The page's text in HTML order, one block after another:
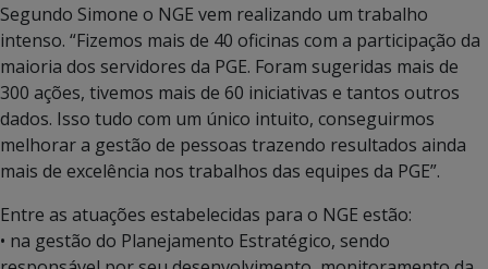
Segundo Simone o NGE vem realizando um trabalho
intenso. “Fizemos mais de 40 oficinas com a participação da
maioria dos servidores da PGE. Foram sugeridas mais de
300 ações, tivemos mais de 60 iniciativas e tantos outros
dados. Isso tudo com um único intuito, conseguirmos
melhorar a gestão de pessoas trazendo resultados ainda
mais de excelência nos trabalhos das equipes da PGE”.
Entre as atuações estabelecidas para o NGE estão:
• na gestão do Planejamento Estratégico, sendo